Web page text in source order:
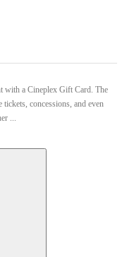
with a Cineplex Gift Card. The
concessions, and even
...